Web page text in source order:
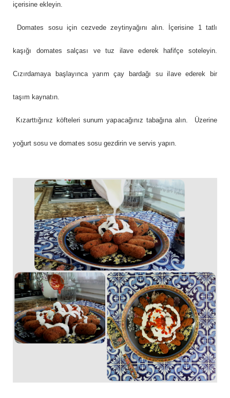
içerisine ekleyin.
Domates sosu için cezvede zeytinyağını alın. İçerisine 1 tatlı
kaşığı domates salçası ve tuz ilave ederek hafifçe soteleyin.
Cızırdamaya başlayınca yarım çay bardağı su ilave ederek bir
taşım kaynatın.
Kızarttığınız köfteleri sunum yapacağınız tabağına alın. Üzerine
yoğurt sosu ve domates sosu gezdirin ve servis yapın.